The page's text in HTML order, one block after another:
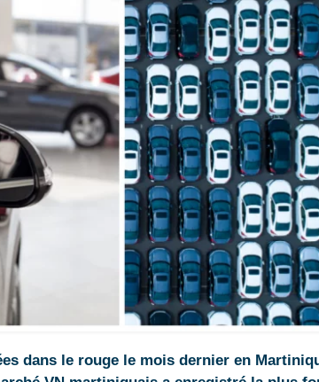
dans le rouge le mois dernier en